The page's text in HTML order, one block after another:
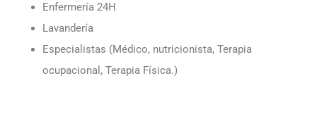
Enfermería 24H
Lavandería
Especialistas (Médico, nutricionista, Terapia
ocupacional, Terapia Física.)